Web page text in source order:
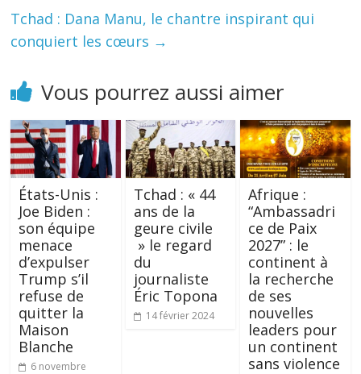
Tchad : Dana Manu, le chantre inspirant qui
conquiert les cœurs →
Vous pourrez aussi aimer
États-Unis :
Joe Biden :
son équipe
menace
d’expulser
Trump s’il
refuse de
quitter la
Maison
Blanche
6 novembre
Tchad : « 44
ans de la
geure civile
» le regard
du
journaliste
Éric Topona
14 février 2024
Afrique :
“Ambassadri
ce de Paix
2027” : le
continent à
la recherche
de ses
nouvelles
leaders pour
un continent
sans violence